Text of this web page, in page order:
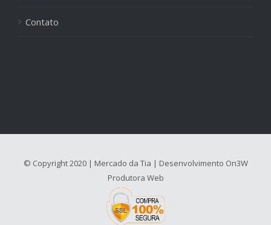
Contato
© Copyright 2020 | Mercado da Tia | Desenvolvimento On3W
Produtora Web